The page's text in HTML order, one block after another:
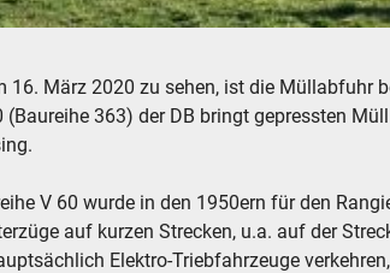
16. März 2020 zu sehen, ist die Müllabfuhr
(Baureihe 363) der DB bringt gepressten
V 60 wurde in den 1950ern für den
auf kurzen Strecken, u.a. auf der
Elektro-Triebfahrzeuge